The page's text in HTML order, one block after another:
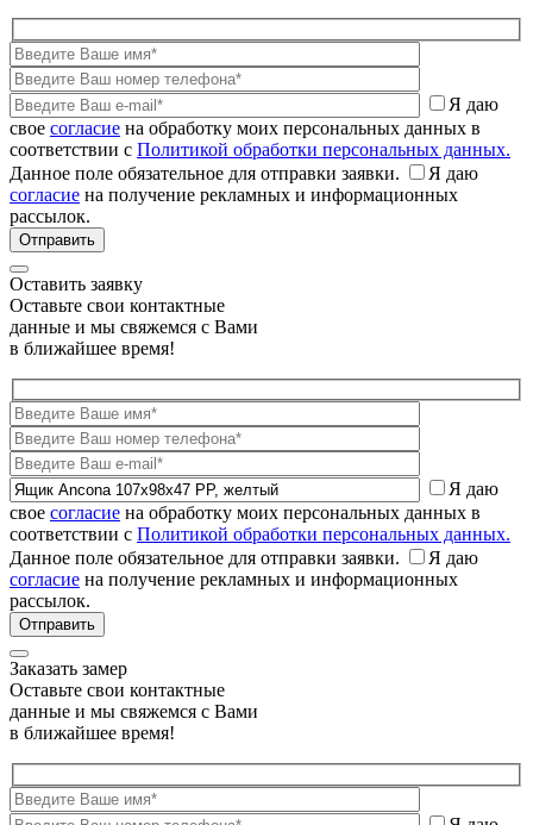
Я даю
свое согласие на обработку моих персональных данных в
соответствии с Политикой обработки персональных данных.
Данное поле обязательное для отправки заявки.
Я даю
согласие на получение рекламных и информационных
рассылок.
Оставить заявку
Оставьте свои контактные
данные и мы свяжемся с Вами
в ближайшее время!
Я даю
свое согласие на обработку моих персональных данных в
соответствии с Политикой обработки персональных данных.
Данное поле обязательное для отправки заявки.
Я даю
согласие на получение рекламных и информационных
рассылок.
Заказать замер
Оставьте свои контактные
данные и мы свяжемся с Вами
в ближайшее время!